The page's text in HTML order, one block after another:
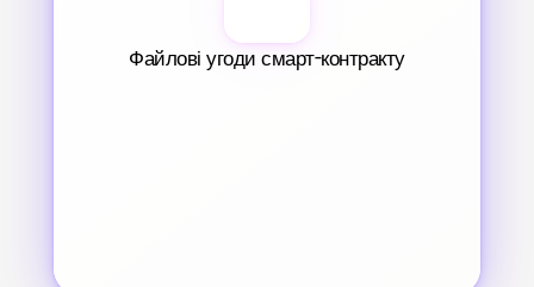
Файлові угоди смарт-контракту